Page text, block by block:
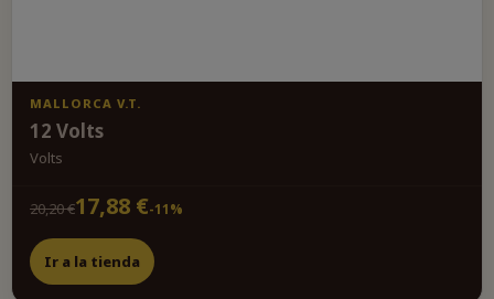
MALLORCA V.T.
12 Volts
Volts
20,20 €17,88 €-11%
Ir a la tienda